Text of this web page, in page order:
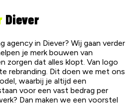
Diever
agency in Diever? Wij gaan verder
je merk bouwen van
zorgen dat alles klopt. Van logo
rebranding. Dit doen we met ons
waarbij je altijd een
voor een vast bedrag per
Dan maken we een voorstel